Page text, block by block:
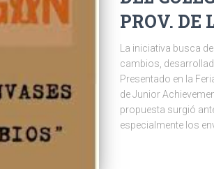
PROV. DE
La iniciativa busca
cambios,
Presentado en la
de Junior
propuesta surgió
especialmente los